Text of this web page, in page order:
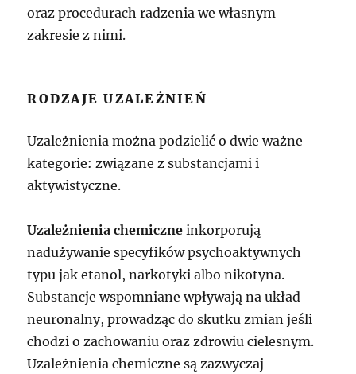
oraz procedurach radzenia we własnym
zakresie z nimi.
RODZAJE UZALEŻNIEŃ
Uzależnienia można podzielić o dwie ważne
kategorie: związane z substancjami i
aktywistyczne.
Uzależnienia chemiczne inkorporują
nadużywanie specyfików psychoaktywnych
typu jak etanol, narkotyki albo nikotyna.
Substancje wspomniane wpływają na układ
neuronalny, prowadząc do skutku zmian jeśli
chodzi o zachowaniu oraz zdrowiu cielesnym.
Uzależnienia chemiczne są zazwyczaj